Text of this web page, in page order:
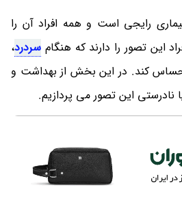
رایجی است و همه افراد آن را
این تصور را دارند که هنگام سردرد،
کند. در این بخش از بهداشت و
نادرستی این تصور می پردازیم.